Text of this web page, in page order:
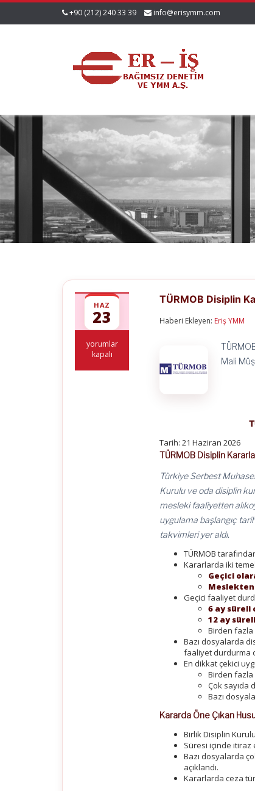
+90 (212) 240 33 39 info@erisymm.com
HAZ
23
TÜRMOB
Disiplin
yorumlar
kapalı
TÜRMOB Disiplin
Haberi Ekleyen: Eriş YMM
Mali
Tarih:21 Haziran 2026
TÜRMOB Disiplin
Türkiye Serbest
Kurulu ve oda disiplin
mesleki faaliyetten
uygulama başlangıç
takvimleri yer aldı.
TÜRMOB
Kararlarda iki
Geçici
Meslekten
Geçici faaliyet
6 ay süreli
12 ay
Birden fazla
Bazı dosyalarda
faaliyet durdurma
En dikkat çekici
Birden fazla
Çok sayıda
Bazı
Kararda Öne Çıkan
Birlik Disiplin
Süresi içinde itiraz
Bazı dosyalarda
açıklandı.
Kararlarda ceza